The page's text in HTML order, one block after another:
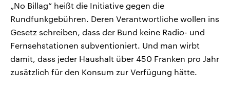
„No Billag“ heißt die Initiative gegen die
Rundfunkgebühren. Deren Verantwortliche wollen ins
Gesetz schreiben, dass der Bund keine Radio- und
Fernsehstationen subventioniert. Und man wirbt
damit, dass jeder Haushalt über 450 Franken pro Jahr
zusätzlich für den Konsum zur Verfügung hätte.